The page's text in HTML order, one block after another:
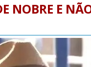
NOBRE E